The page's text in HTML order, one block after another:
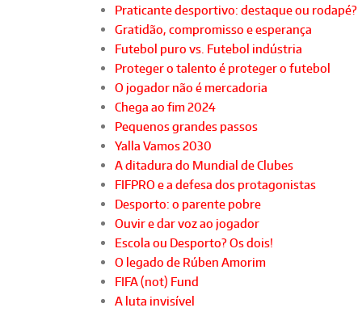
Praticante desportivo: destaque ou rodapé?
Gratidão, compromisso e esperança
Futebol puro vs. Futebol indústria
Proteger o talento é proteger o futebol
O jogador não é mercadoria
Chega ao fim 2024
Pequenos grandes passos
Yalla Vamos 2030
A ditadura do Mundial de Clubes
FIFPRO e a defesa dos protagonistas
Desporto: o parente pobre
Ouvir e dar voz ao jogador
Escola ou Desporto? Os dois!
O legado de Rúben Amorim
FIFA (not) Fund
A luta invisível